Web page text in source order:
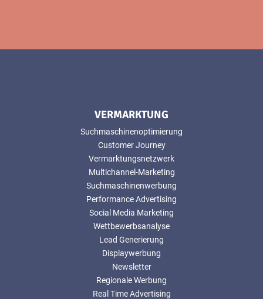
VERMARKTUNG
Suchmaschinenoptimierung
Customer Journey
Vermarktungsnetzwerk
Multichannel-Marketing
Suchmaschinenwerbung
Performance Advertising
Social Media Marketing
Wettbewerbsanalyse
Lead Generierung
Displaywerbung
Newsletter
Regionale Werbung
Real Time Advertising